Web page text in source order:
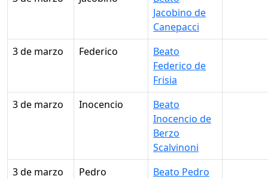
Jacobino de
Canepacci
3 de marzo
Federico
Beato
Federico de
Frisia
3 de marzo
Inocencio
Beato
Inocencio de
Berzo
Scalvinoni
3 de marzo
Pedro
Beato Pedro